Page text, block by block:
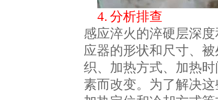
4. 分析排查
感应淬火的淬硬层深
应器的形状和尺寸、
织、加热方式、加热
素而改变。为了解决